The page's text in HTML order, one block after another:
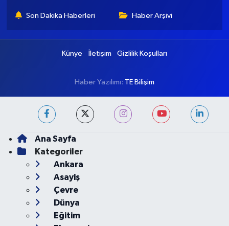
Ankara Namaz Vakitleri
Ankara Trafik Yoğunluk
Ana Sayfa
Kategoriler
Ankara